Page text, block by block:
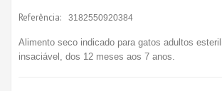
Referência: 3182550920384
Alimento seco indicado para gatos adultos
insaciável, dos 12 meses aos 7 anos.